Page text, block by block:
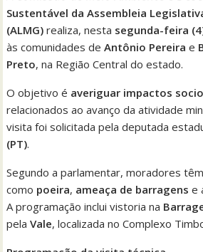
Sustentável da Assembleia
(ALMG) realiza, nesta segunda-feira
às comunidades deAntônio Pereira e
Preto, na Região Central do estado.
O objetivo é averiguar impactos
relacionados ao avanço da atividade
visita foi solicitada pela deputada
(PT).
Segundo a parlamentar, moradores
como poeira, ameaça de barragens e
A programação inclui vistoria na
pelaVale, localizada no Complexo